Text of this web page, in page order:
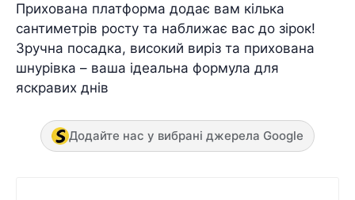
Прихована платформа додає вам кілька
сантиметрів росту та наближає вас до зірок!
Зручна посадка, високий виріз та прихована
шнурівка – ваша ідеальна формула для
яскравих днів
Додайте нас у вибрані джерела Google